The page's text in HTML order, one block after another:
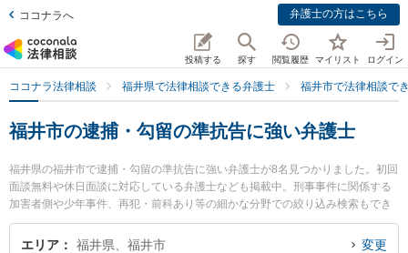
ココナラへ 弁護士の方はこちら
投稿する 探す 閲覧履歴 マイリスト ログイン
ココナラ法律相談 福井県で法律相談できる弁護士 福井市で法律相談で
福井市の逮捕・勾留の準抗告に強い弁護士
福井県の福井市で逮捕・勾留の準抗告に強い弁護士が8名見つかりました。初回
面談無料や休日面談に対応している弁護士なども掲載中。刑事事件に関係する
加害者側や少年事件、再犯・前科あり等の細かな分野での絞り込み検索もでき
便利です。特に弁護士法人ふくい総合法律事務所の小前田 宙弁護士や二の宮法
律事務所の河野 哲弁護士、勝見法律事務所の勝見 泰斗弁護士のプロフィール情
エリア 福井県、福井市 変更